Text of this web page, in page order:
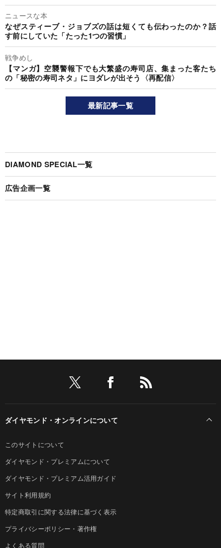
ニュースな本
なぜスティーブ・ジョブズの話は短くても伝わったのか？話
す前にしていた「たった1つの習慣」
戦争めし
【マンガ】空襲警報下でも大繁盛の寿司店、集まった客たち
の「秘密の寿司ネタ」にヨダレが出そう〈再配信〉
最新記事一覧
DIAMOND SPECIAL一覧
広告企画一覧
ダイヤモンド・オンラインについて
このサイトについて
ダイヤモンド・プレミアムについて
ダイヤモンド・プレミアム活用ガイド
サイト利用規約
特定商取引に関する法律に基づく表示
プライバシーポリシー・著作権
よくある質問